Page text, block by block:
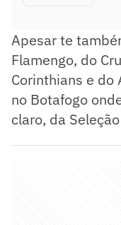
Apesar te
Flamengo, do
Corinthians e do
no Botafogo
claro, da